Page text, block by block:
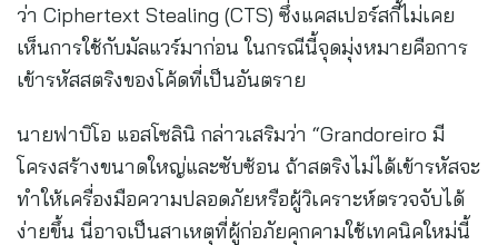
ว่า Ciphertext Stealing (CTS) ซึ่งแคสเปอร์สกี้ไม่เคย
เห็นการใช้กับมัลแวร์มาก่อน ในกรณีนี้จุดมุ่งหมายคือการ
เข้ารหัสสตริงของโค้ดที่เป็นอันตราย
นายฟาบิโอ แอสโซลินิ กล่าวเสริมว่า “Grandoreiro มี
โครงสร้างขนาดใหญ่และซับซ้อน ถ้าสตริงไม่ได้เข้ารหัสจะ
ทำให้เครื่องมือความปลอดภัยหรือผู้วิเคราะห์ตรวจจับได้
ง่ายขึ้น นี่อาจเป็นสาเหตุที่ผู้ก่อภัยคุกคามใช้เทคนิคใหม่นี้